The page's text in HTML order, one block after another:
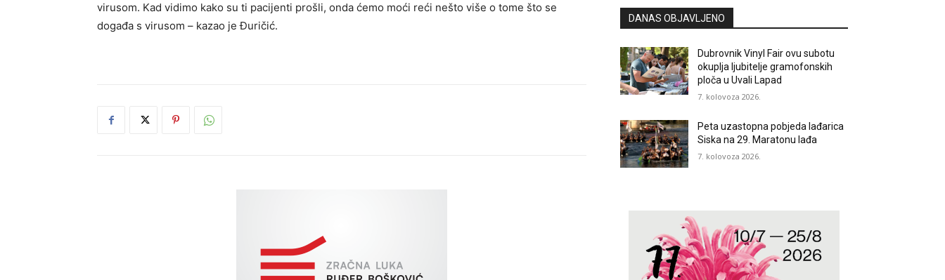
virusom. Kad vidimo kako su ti pacijenti prošli, onda ćemo moći reći nešto više o tome što se
događa s virusom – kazao je Đuričić.
DANAS OBJAVLJENO
Dubrovnik Vinyl Fair ovu subotu
okuplja ljubitelje gramofonskih
ploča u Uvali Lapad
7. kolovoza 2026.
Peta uzastopna pobjeda lađarica
Siska na 29. Maratonu lađa
7. kolovoza 2026.